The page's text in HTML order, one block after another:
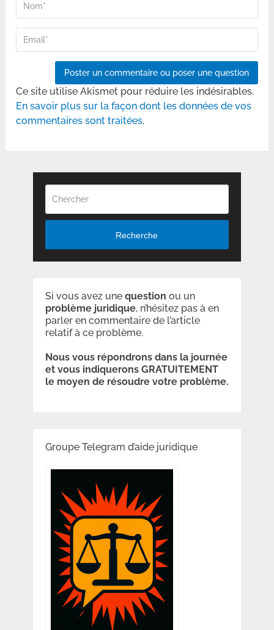
Ce site utilise Akismet pour réduire les indésirables.
En savoir plus sur la façon dont les données de vos
commentaires sont traitées.
Recherche
Si vous avez une question ou un
problème juridique, n’hésitez pas à en
parler en commentaire de l’article
relatif à ce problème.
Nous vous répondrons dans la journée
et vous indiquerons GRATUITEMENT
le moyen de résoudre votre problème.
Groupe Telegram d’aide juridique